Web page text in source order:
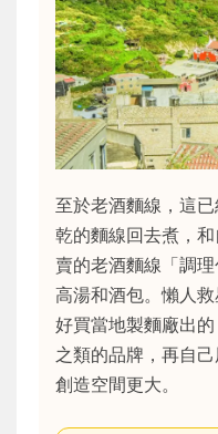
至於老酒麵線，這
乾的麵線回去煮，
賣的老酒麵線「調
高湯和酒包。懶人
好買當地製麵廠出的
之類的品牌，再自
創造空間更大。